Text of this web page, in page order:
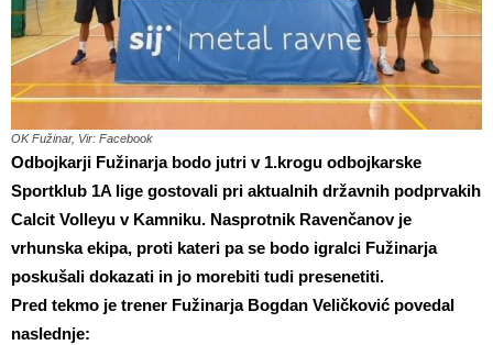
OK Fužinar, Vir: Facebook
Odbojkarji Fužinarja bodo jutri v 1.krogu odbojkarske
Sportklub 1A lige gostovali pri aktualnih državnih podprvakih
Calcit Volleyu v Kamniku. Nasprotnik Ravenčanov je
vrhunska ekipa, proti kateri pa se bodo igralci Fužinarja
poskušali dokazati in jo morebiti tudi presenetiti.
Pred tekmo je trener Fužinarja Bogdan Veličković povedal
naslednje: